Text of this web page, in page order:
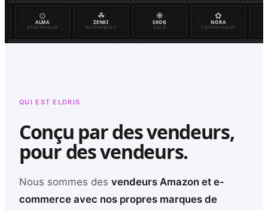
COPENHAGUE
APOTHICAIRE
FONDÉE EN 1891
QUI EST ELDRIS
Conçu par des vendeurs,
pour des vendeurs.
Nous sommes des vendeurs Amazon et e-
commerce avec nos propres marques de